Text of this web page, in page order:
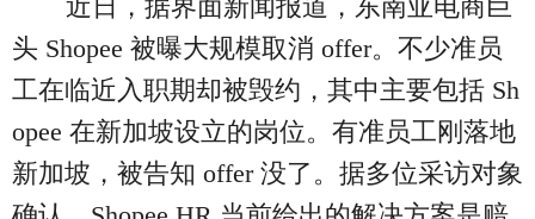
近日，据界面新闻报道，东南亚电商巨
头 Shopee 被曝大规模取消 offer。不少准员
工在临近入职期却被毁约，其中主要包括 Sh
opee 在新加坡设立的岗位。有准员工刚落地
新加坡，被告知 offer 没了。据多位采访对象